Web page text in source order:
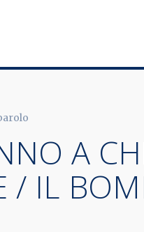
A
/ IL